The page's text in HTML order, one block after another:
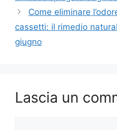
Come eliminare
cassetti: il rimedio
giugno
Lascia un